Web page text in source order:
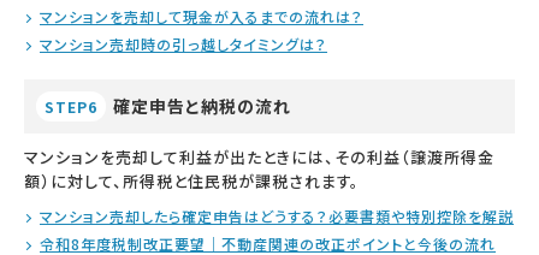
マンションを売却して現金が入るまでの流れは？
マンション売却時の引っ越しタイミングは？
STEP6 確定申告と納税の流れ
マンションを売却して利益が出たときには、その利益（譲渡所得金
額）に対して、所得税と住民税が課税されます。
マンション売却したら確定申告はどうする？必要書類や特別控除を解説
令和8年度税制改正要望｜不動産関連の改正ポイントと今後の流れ